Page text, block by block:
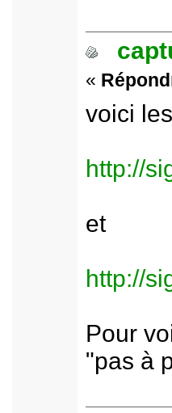
«
voici
http://
et
http://
Pour
"pas à